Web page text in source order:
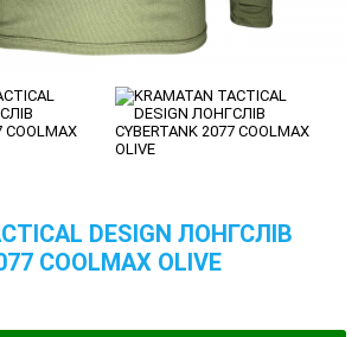
DESIGN ЛОНГСЛІВ
COOLMAX OLIVE